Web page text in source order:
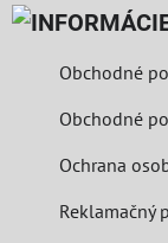
Obchodné
Obchodné
Ochrana
Reklamačný